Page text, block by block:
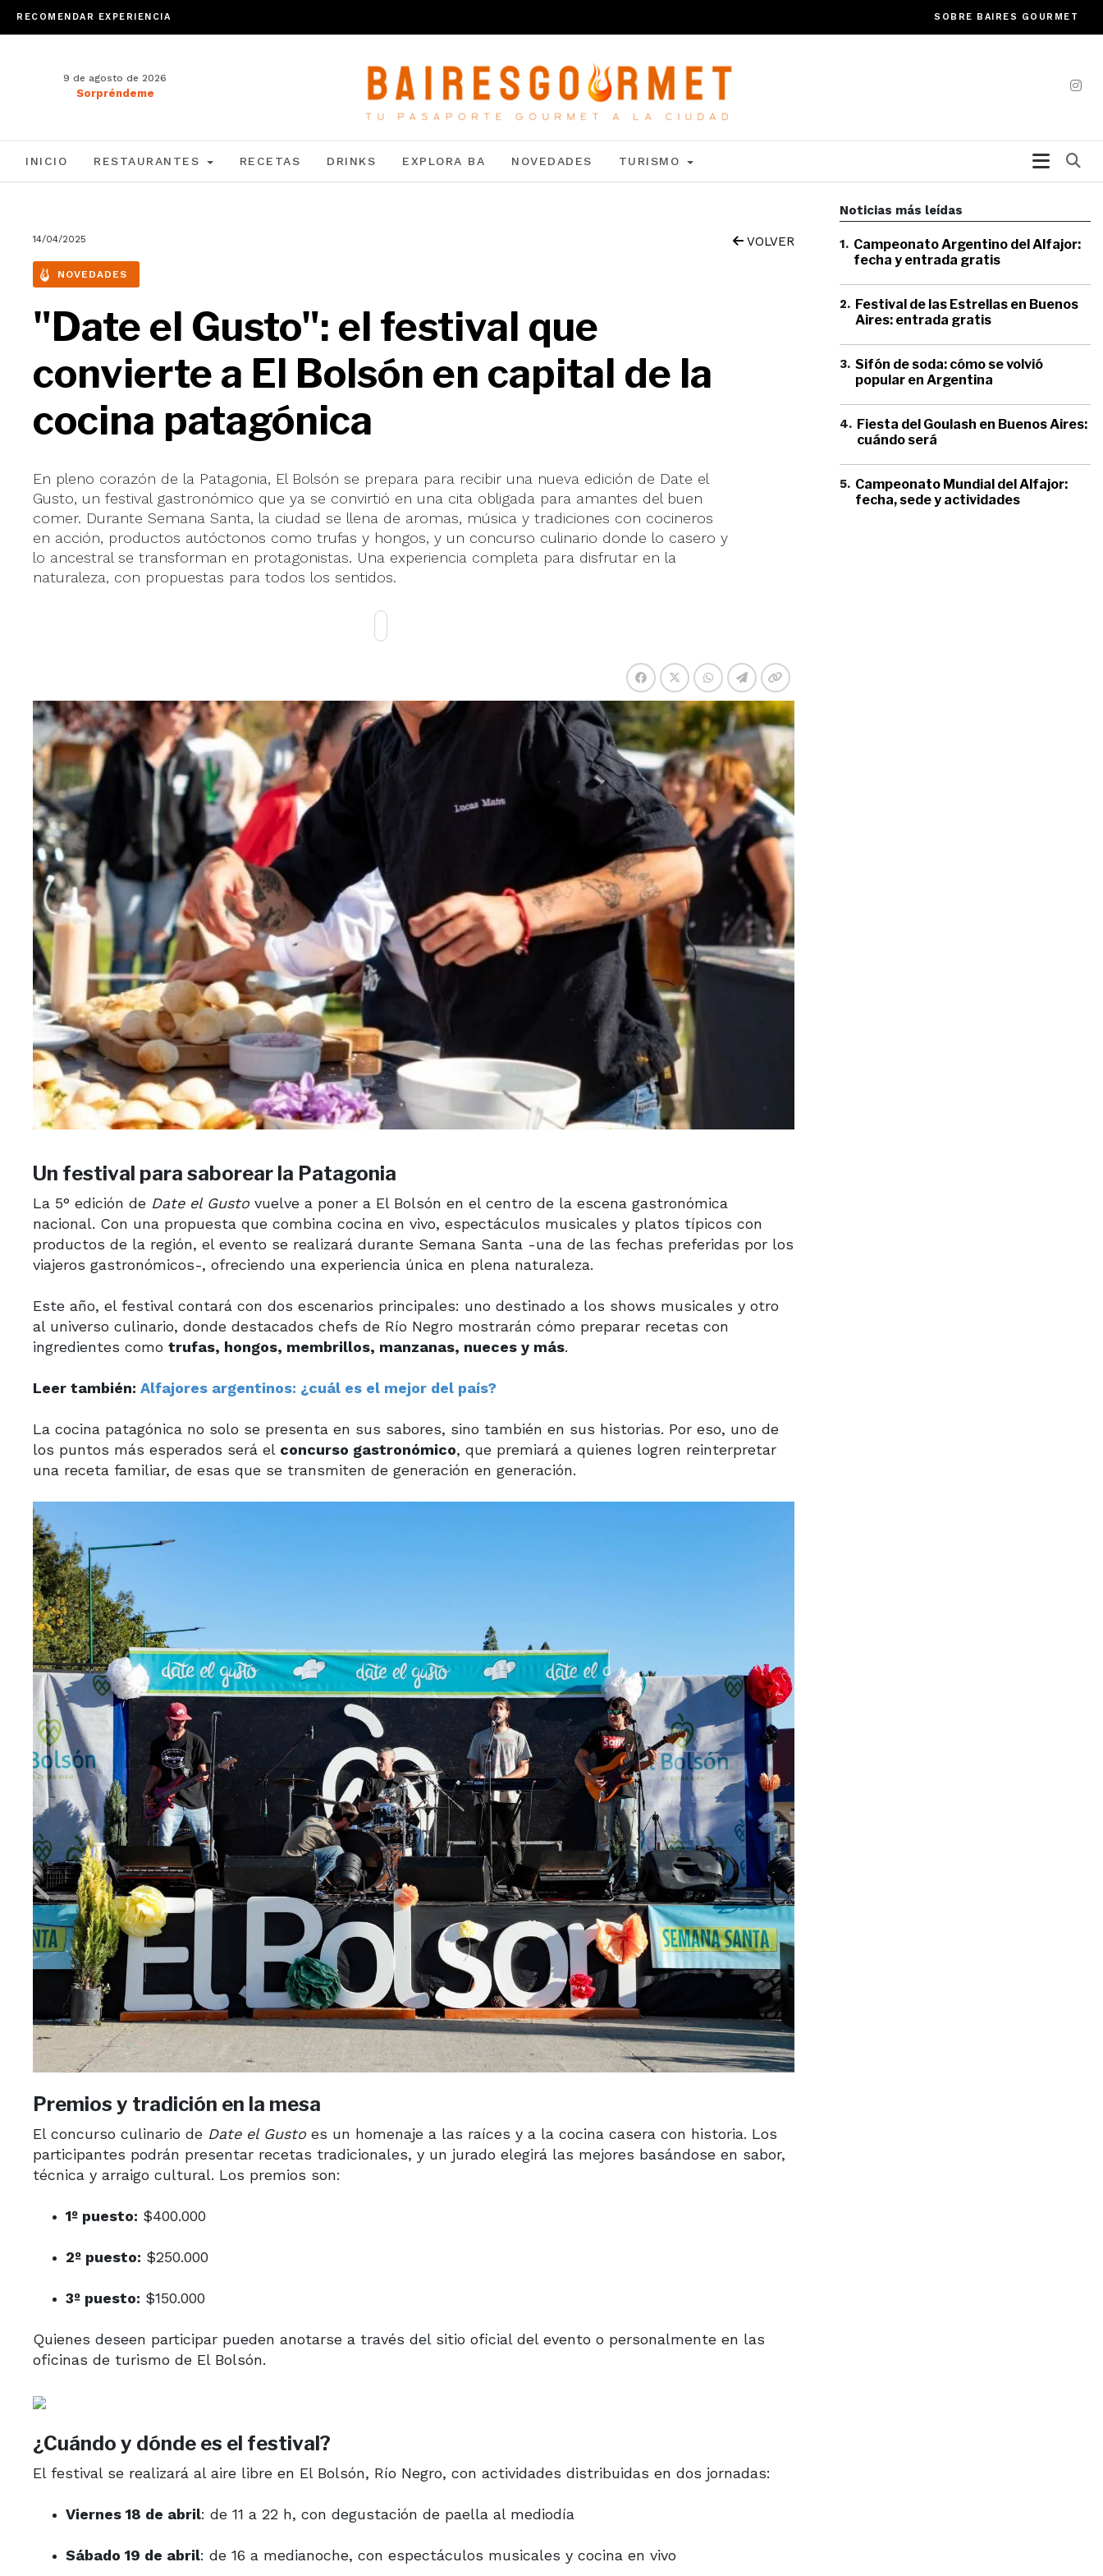
RECOMENDAR EXPERIENCIA SOBRE BAIRES GOURMET
9 de agosto de 2026
Sorpréndeme
INICIO RESTAURANTES RECETAS DRINKS EXPLORA BA NOVEDADES TURISMO
14/04/2025 VOLVER
NOVEDADES
"Date el Gusto": el festival que
convierte a El Bolsón en capital de la
cocina patagónica
En pleno corazón de la Patagonia, El Bolsón se prepara para recibir una nueva edición de Date el
Gusto, un festival gastronómico que ya se convirtió en una cita obligada para amantes del buen
comer. Durante Semana Santa, la ciudad se llena de aromas, música y tradiciones con cocineros
en acción, productos autóctonos como trufas y hongos, y un concurso culinario donde lo casero y
lo ancestral se transforman en protagonistas. Una experiencia completa para disfrutar en la
naturaleza, con propuestas para todos los sentidos.
Un festival para saborear la Patagonia
La 5° edición de Date el Gusto vuelve a poner a El Bolsón en el centro de la escena gastronómica
nacional. Con una propuesta que combina cocina en vivo, espectáculos musicales y platos típicos con
productos de la región, el evento se realizará durante Semana Santa -una de las fechas preferidas por los
viajeros gastronómicos-, ofreciendo una experiencia única en plena naturaleza.
Este año, el festival contará con dos escenarios principales: uno destinado a los shows musicales y otro
al universo culinario, donde destacados chefs de Río Negro mostrarán cómo preparar recetas con
ingredientes como trufas, hongos, membrillos, manzanas, nueces y más.
Leer también: Alfajores argentinos: ¿cuál es el mejor del país?
La cocina patagónica no solo se presenta en sus sabores, sino también en sus historias. Por eso, uno de
los puntos más esperados será el concurso gastronómico, que premiará a quienes logren reinterpretar
una receta familiar, de esas que se transmiten de generación en generación.
Premios y tradición en la mesa
El concurso culinario de Date el Gusto es un homenaje a las raíces y a la cocina casera con historia. Los
participantes podrán presentar recetas tradicionales, y un jurado elegirá las mejores basándose en sabor,
técnica y arraigo cultural. Los premios son:
1º puesto: $400.000
2º puesto: $250.000
3º puesto: $150.000
Quienes deseen participar pueden anotarse a través del sitio oficial del evento o personalmente en las
oficinas de turismo de El Bolsón.
¿Cuándo y dónde es el festival?
El festival se realizará al aire libre en El Bolsón, Río Negro, con actividades distribuidas en dos jornadas:
Viernes 18 de abril: de 11 a 22 h, con degustación de paella al mediodía
Sábado 19 de abril: de 16 a medianoche, con espectáculos musicales y cocina en vivo
Noticias más leídas
1. Campeonato Argentino del Alfajor:
fecha y entrada gratis
2. Festival de las Estrellas en Buenos
Aires: entrada gratis
3. Sifón de soda: cómo se volvió
popular en Argentina
4. Fiesta del Goulash en Buenos Aires:
cuándo será
5. Campeonato Mundial del Alfajor:
fecha, sede y actividades